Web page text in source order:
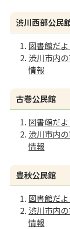
渋川西部公民
図書館だ
渋川市内
情報
古巻公民館
図書館だ
渋川市内
情報
豊秋公民館
図書館だ
渋川市内
情報